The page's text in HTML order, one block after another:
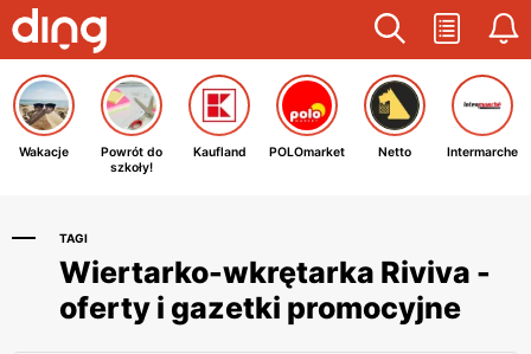
Wakacje
Powrót do
szkoły!
Kaufland POLOmarket Netto Intermarche
TAGI
Wiertarko-wkrętarka Riviva -
oferty i gazetki promocyjne